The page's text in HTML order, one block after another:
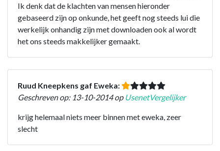
Ik denk dat de klachten van mensen hieronder
gebaseerd zijn op onkunde, het geeft nog steeds lui die
werkelijk onhandig zijn met downloaden ook al wordt
het ons steeds makkelijker gemaakt.
Ruud Kneepkens gaf Eweka:
Geschreven op: 13-10-2014 op UsenetVergelijker
krijg helemaal niets meer binnen met eweka, zeer
slecht